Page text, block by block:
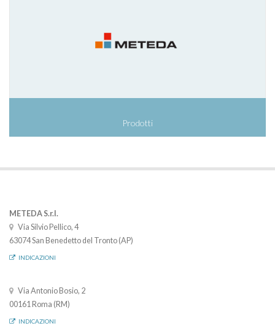
Prodotti
METEDA S.r.l.
Via Silvio Pellico, 4
63074 San Benedetto del Tronto (AP)
INDICAZIONI
Via Antonio Bosio, 2
00161 Roma (RM)
INDICAZIONI